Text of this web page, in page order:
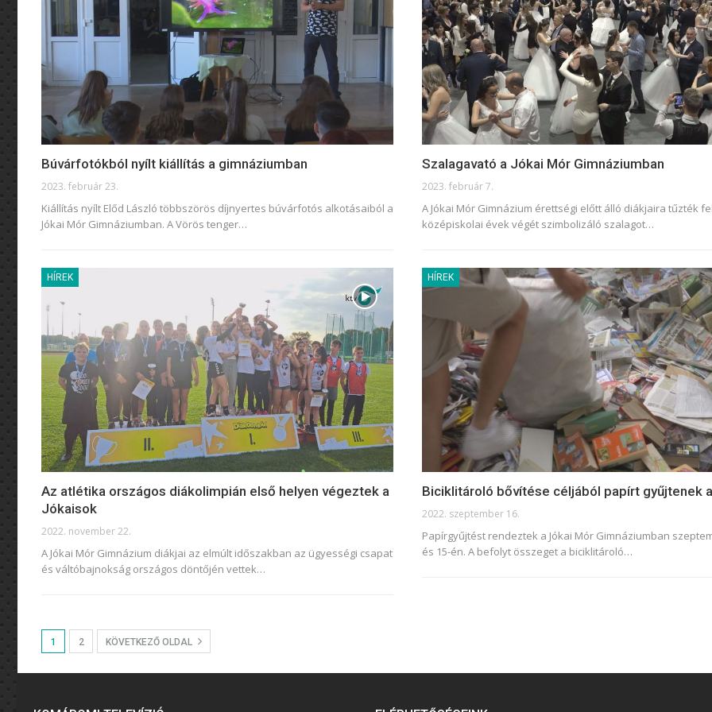
Búvárfotókból nyílt kiállítás a gimnáziumban
2023. február 23.
Kiállítás nyílt Előd László többszörös díjnyertes búvárfotós alkotásaiból a
Jókai Mór Gimnáziumban. A Vörös tenger…
Szalagavató a Jókai Mór Gimnáziumban
2023. február 7.
A Jókai Mór Gimnázium érettségi előtt álló diákjaira tűzték
középiskolai évek végét szimbolizáló szalagot…
HÍREK
Az atlétika országos diákolimpián első helyen végeztek a
Jókaisok
2022. november 22.
A Jókai Mór Gimnázium diákjai az elmúlt időszakban az ügyességi csapat
és váltóbajnokság országos döntőjén vettek…
HÍREK
Biciklitároló bővítése céljából papírt gyűjtenek
2022. szeptember 16.
Papírgyűjtést rendeztek a Jókai Mór Gimnáziumban
és 15-én. A befolyt összeget a biciklitároló…
1 2 KÖVETKEZŐ OLDAL